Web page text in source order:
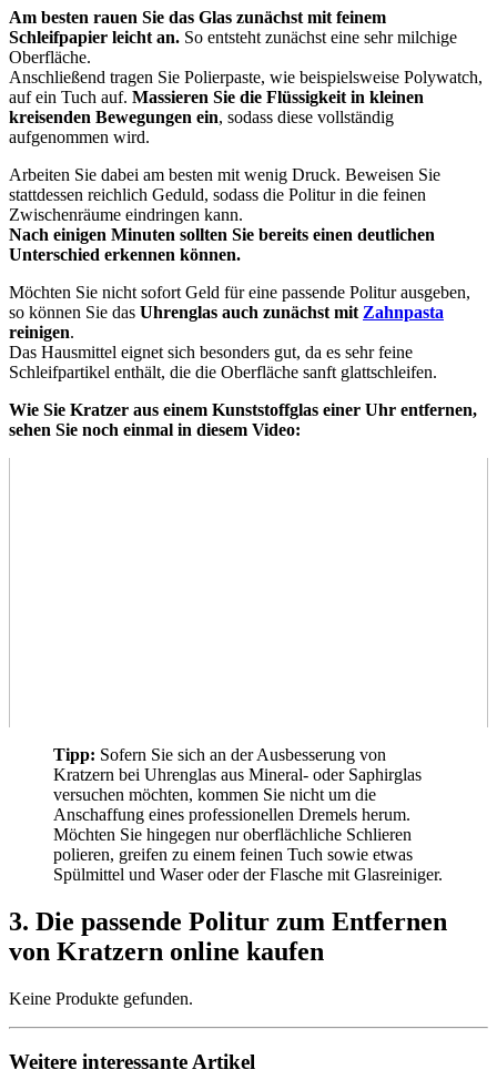
Am besten rauen Sie das Glas zunächst mit feinem
Schleifpapier leicht an. So entsteht zunächst eine sehr milchige
Oberfläche.
Anschließend tragen Sie Polierpaste, wie beispielsweise Polywatch,
auf ein Tuch auf. Massieren Sie die Flüssigkeit in kleinen
kreisenden Bewegungen ein, sodass diese vollständig
aufgenommen wird.
Arbeiten Sie dabei am besten mit wenig Druck. Beweisen Sie
stattdessen reichlich Geduld, sodass die Politur in die feinen
Zwischenräume eindringen kann.
Nach einigen Minuten sollten Sie bereits einen deutlichen
Unterschied erkennen können.
Möchten Sie nicht sofort Geld für eine passende Politur ausgeben,
so können Sie das Uhrenglas auch zunächst mitZahnpasta
reinigen.
Das Hausmittel eignet sich besonders gut, da es sehr feine
Schleifpartikel enthält, die die Oberfläche sanft glattschleifen.
Wie Sie Kratzer aus einem Kunststoffglas einer Uhr entfernen,
sehen Sie noch einmal in diesem Video:
Tipp: Sofern Sie sich an der Ausbesserung von
Kratzern bei Uhrenglas aus Mineral- oder Saphirglas
versuchen möchten, kommen Sie nicht um die
Anschaffung eines professionellen Dremels herum.
Möchten Sie hingegen nur oberflächliche Schlieren
polieren, greifen zu einem feinen Tuch sowie etwas
Spülmittel und Waser oder der Flasche mit Glasreiniger.
3. Die passende Politur zum Entfernen
von Kratzern online kaufen
Keine Produkte gefunden.
Weitere interessante Artikel